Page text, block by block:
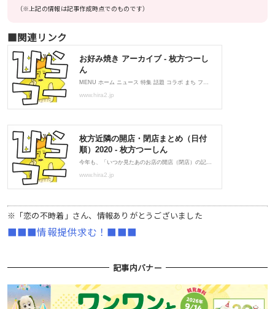
（※上記の情報は記事作成時点でのものです）
■関連リンク
※「恋の不時着」さん、情報ありがとうございました
■■■情報提供求む！■■■
記事内バナー